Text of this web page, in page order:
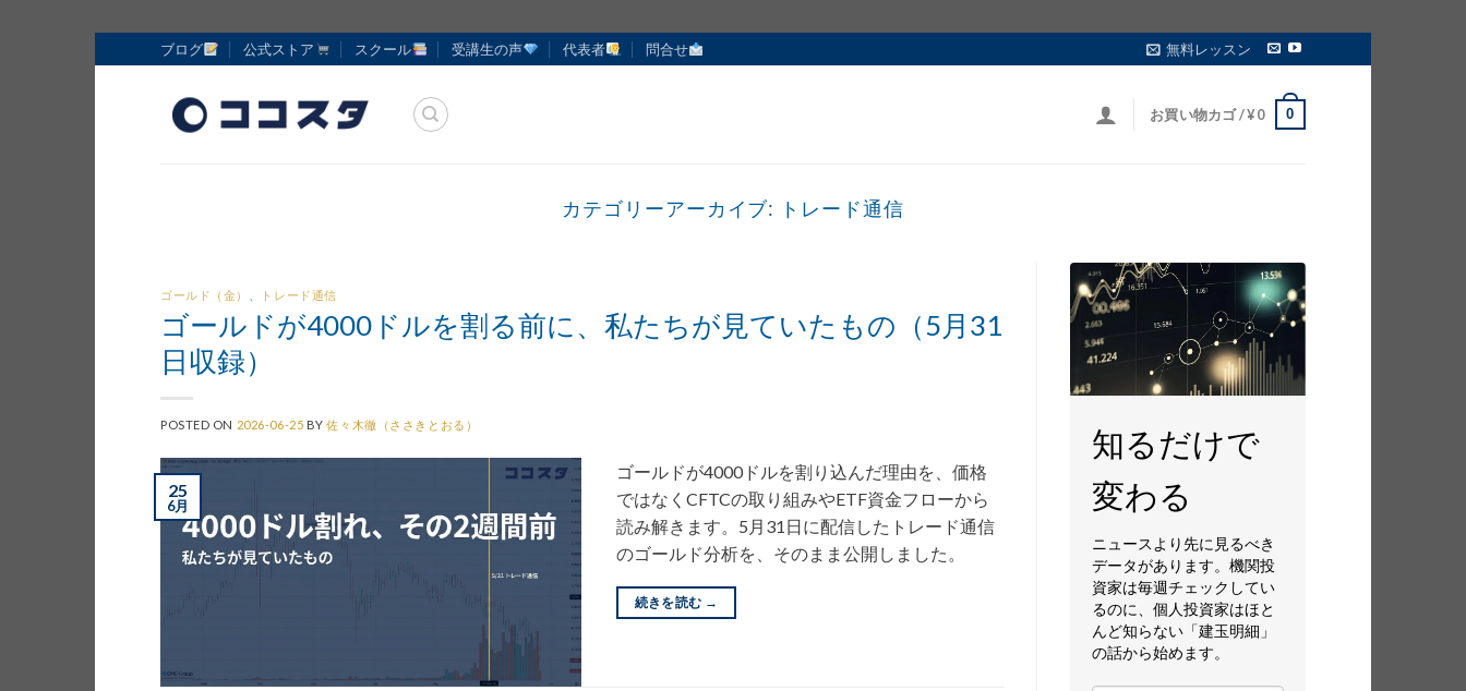
to
ブログ 公式ストア スクール 受講生の声 代表者 問合せ 無料レッスン
お買い物カゴ /¥0 0
カテゴリーアーカイブ: トレード通信
ゴールド（金） トレード通信
ゴールドが4000ドルを割る前に、私たちが見ていたもの（5月31
日収録）
POSTED ON 2026-06-25 BY佐々木徹（ささきとおる）
25
6月
ゴールドが4000ドルを割り込んだ理由を、価格
ではなくCFTCの取り組みやETF資金フローから
読み解きます。5月31日に配信したトレード通信
のゴールド分析を、そのまま公開しました。
続きを読む →
知るだけで
変わる
ニュースより先に見るべき
データがあります。機関投
資家は毎週チェックしてい
るのに、個人投資家はほと
んど知らない「建玉明細」
の話から始めます。